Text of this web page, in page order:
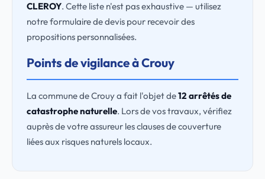
CLEROY. Cette liste n'est pas exhaustive — utilisez
notre formulaire de devis pour recevoir des
propositions personnalisées.
Points de vigilance à Crouy
La commune de Crouy a fait l'objet de12 arrêtés de
catastrophe naturelle. Lors de vos travaux, vérifiez
auprès de votre assureur les clauses de couverture
liées aux risques naturels locaux.